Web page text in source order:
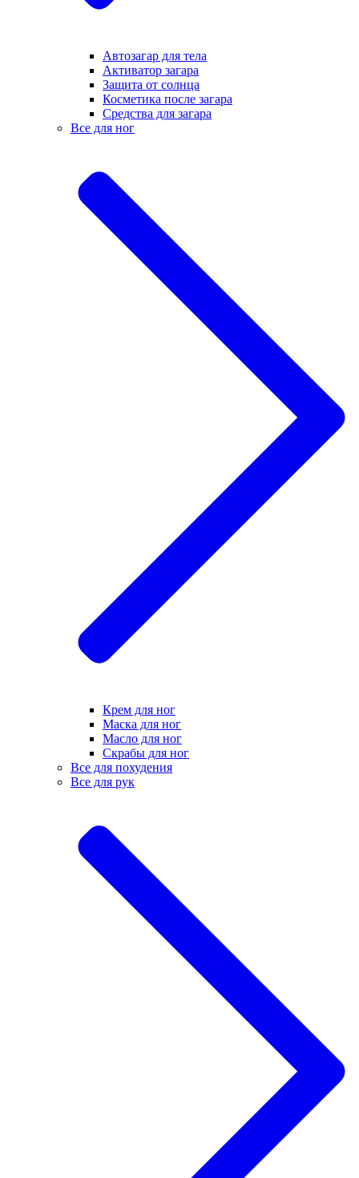
Автозагар для тела
Активатор загара
Защита от солнца
Косметика после загара
Средства для загара
Все для ног
Крем для ног
Маска для ног
Масло для ног
Скрабы для ног
Все для похудения
Все для рук